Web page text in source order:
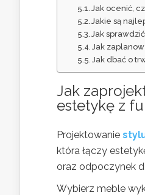
Jak ocenić,
Jakie są
Jak
Jak
Jak dbać o
Jak
estetykę z
Projektowanie
która łączy
oraz odpoczynek
Wybierz meble